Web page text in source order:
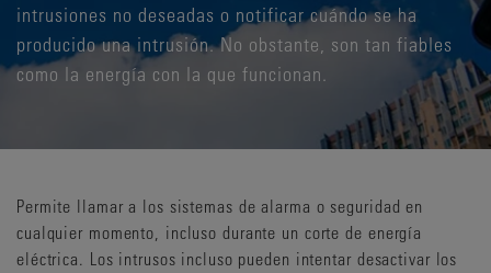
intrusiones no deseadas o notificar cuándo se ha
producido una intrusión. No obstante, son tan fiables
como la energía con la que funcionan.
Permite llamar a los sistemas de alarma o seguridad en
cualquier momento, incluso durante un corte de energía
eléctrica. Los intrusos incluso pueden intentar desactivar los